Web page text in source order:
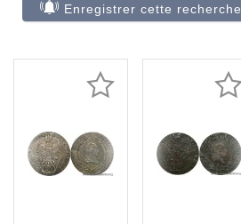
Enregistrer cette recherche